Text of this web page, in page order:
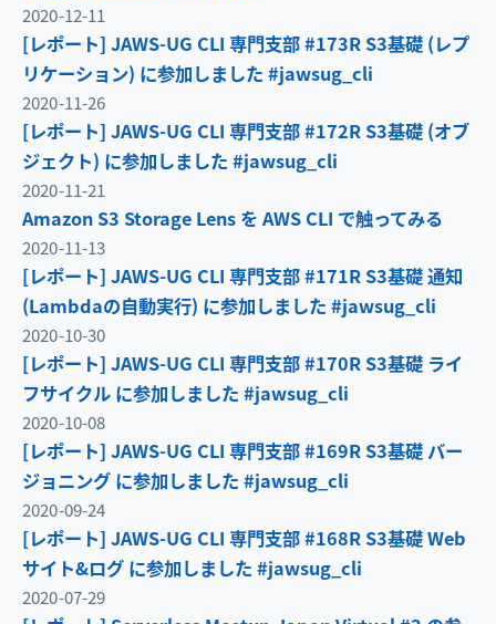
2020-12-11
[レポート] JAWS-UG CLI 専門支部 #173R S3基礎 (レプ
リケーション) に参加しました #jawsug_cli
2020-11-26
[レポート] JAWS-UG CLI 専門支部 #172R S3基礎 (オブ
ジェクト) に参加しました #jawsug_cli
2020-11-21
Amazon S3 Storage Lens を AWS CLI で触ってみる
2020-11-13
[レポート] JAWS-UG CLI 専門支部 #171R S3基礎 通知
(Lambdaの自動実行) に参加しました #jawsug_cli
2020-10-30
[レポート] JAWS-UG CLI 専門支部 #170R S3基礎 ライ
フサイクル に参加しました #jawsug_cli
2020-10-08
[レポート] JAWS-UG CLI 専門支部 #169R S3基礎 バー
ジョニング に参加しました #jawsug_cli
2020-09-24
[レポート] JAWS-UG CLI 専門支部 #168R S3基礎 Web
サイト&ログ に参加しました #jawsug_cli
2020-07-29